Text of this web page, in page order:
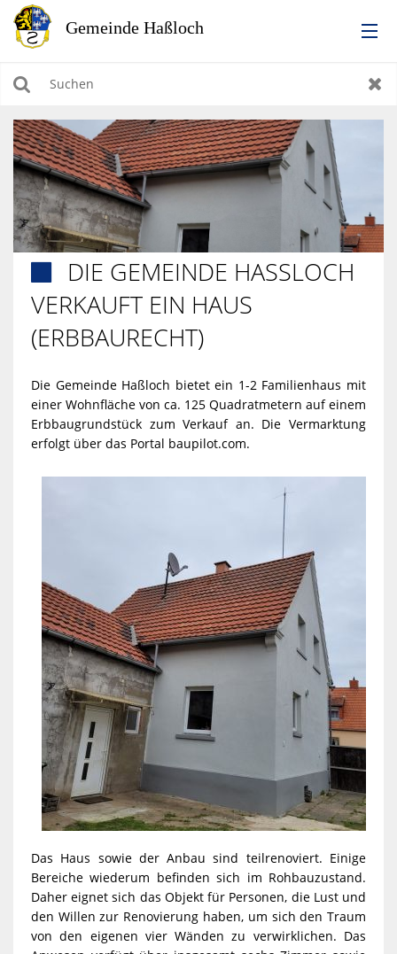
RATHAUS
LEBEN IN HASSLOCH
BILDUNG & KULTUR
WIRTSCHAFTEN, BAUEN, WOHNEN & UMWELT
TOURISMUS
Suchen
DIE GEMEINDE HASSLOCH V
ERKAUFT EIN HAUS (
ERBBAURECHT)
Die Gemeinde Haßloch bietet ein 1-2 Familienhaus mit
einer Wohnfläche von ca. 125 Quadratmetern auf einem
Erbbaugrundstück zum Verkauf an. Die Vermarktung
erfolgt über das Portal baupilot.com.
Das Haus sowie der Anbau sind teilrenoviert. Einige
Bereiche wiederum befinden sich im Rohbauzustand.
Daher eignet sich das Objekt für Personen, die Lust und
den Willen zur Renovierung haben, um sich den Traum
von den eigenen vier Wänden zu verwirklichen. Das